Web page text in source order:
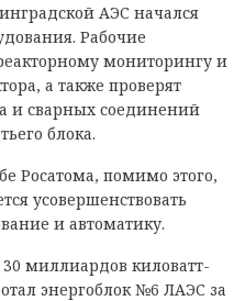
АЭС начался
Рабочие
мониторингу и
а также проверят
и сварных соединений
блока.
Росатома, помимо этого,
усовершенствовать
и автоматику.
30 миллиардов киловатт-
энергоблок №6 ЛАЭС за